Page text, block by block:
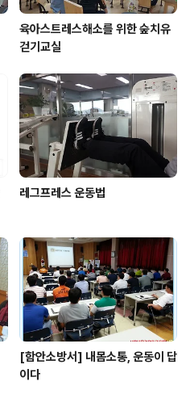
육아스트레스해소를 위한 숲치유
걷기교실
레그프레스 운동법
[함안소방서] 내몸소통, 운동이 답
이다